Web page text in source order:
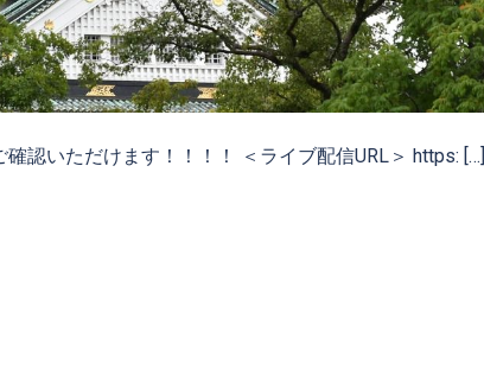
認いただけます！！！！ ＜ライブ配信URL＞ https: […]